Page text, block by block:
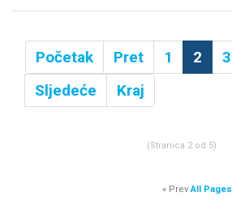
Početak Pret 1 2 3
Sljedeće
Kraj
(Stranica 2 od 5)
« Prev All Pages